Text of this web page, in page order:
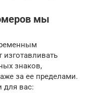
мы
знаков,
за ее пределами.
для вас: